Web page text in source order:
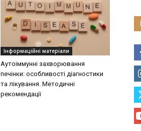
Інформаційні матеріали
Аутоіммунні захворювання
печінки: особливості діагностики
та лікування. Методичні
рекомендації